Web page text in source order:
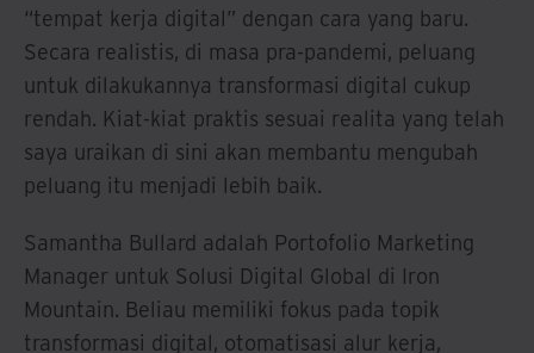
“tempat kerja digital” dengan cara yang baru.
Secara realistis, di masa pra-pandemi, peluang
untuk dilakukannya transformasi digital cukup
rendah. Kiat-kiat praktis sesuai realita yang telah
saya uraikan di sini akan membantu mengubah
peluang itu menjadi lebih baik.
Samantha Bullard adalah Portofolio Marketing
Manager untuk Solusi Digital Global di Iron
Mountain. Beliau memiliki fokus pada topik
transformasi digital, otomatisasi alur kerja,